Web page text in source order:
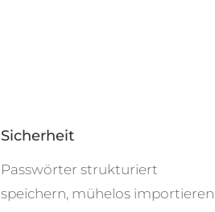
Sicherheit
Passwörter strukturiert
speichern, mühelos importieren